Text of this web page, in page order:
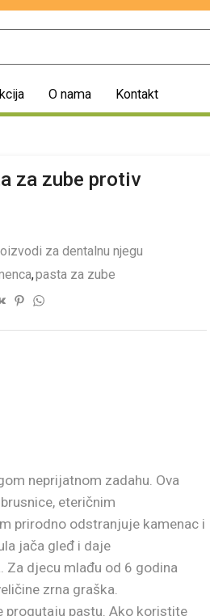
O nama Kontakt
za zube protiv
za dentalnu njegu
,pasta za zube
neprijatnom zadahu. Ova
eteričnim
prirodno odstranjuje kamenac i
jača gleđ i daje
Za djecu mlađu od 6 godina
zrna graška.
progutaju pastu. Ako koristite